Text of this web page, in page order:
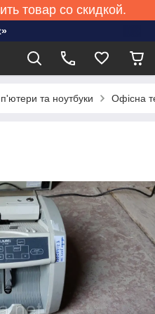
товар со скидкой.
та ноутбуки Офісна